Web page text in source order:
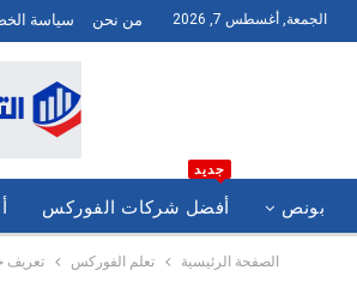
الجمعة, أغسطس 7, 2026 من نحن سياسة
بونص أفضل شركات الفوركس
جديد
الصفحة الرئيسية تعلم الفوركس تعريف